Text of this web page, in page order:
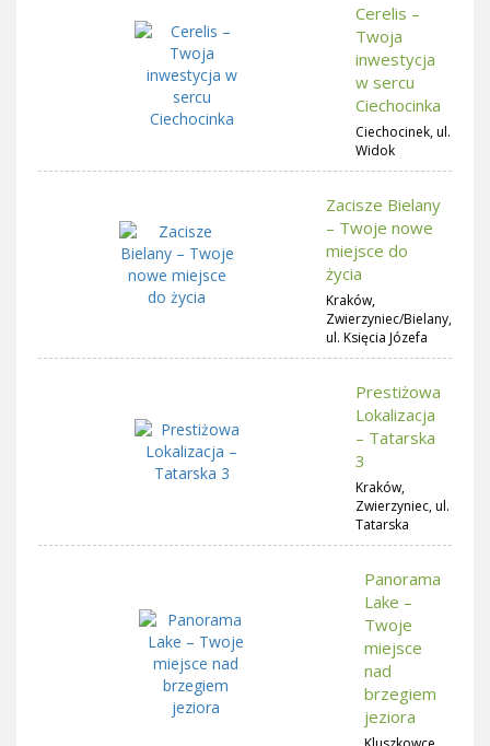
Cerelis –
Twoja
inwestycja
w sercu
Ciechocinka
Ciechocinek, ul.
Widok
Zacisze Bielany
– Twoje nowe
miejsce do
życia
Kraków,
Zwierzyniec/Bielany,
ul. Księcia Józefa
Prestiżowa
Lokalizacja
– Tatarska
3
Kraków,
Zwierzyniec, ul.
Tatarska
Panorama
Lake –
Twoje
miejsce
nad
brzegiem
jeziora